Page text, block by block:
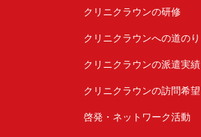
クリニクラウンの研修
クリニクラウンへの道のり
クリニクラウンの派遣実績
クリニクラウンの訪問希望
啓発・ネットワーク活動